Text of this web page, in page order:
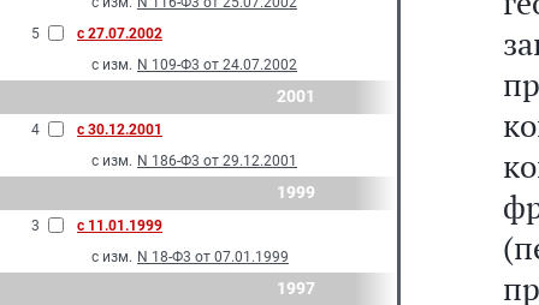
5
с 27.07.2002
с изм. N 109-Ф3 от 24.07.2002
2001
4
с 30.12.2001
с изм. N 186-Ф3 от 29.12.2001
1999
3
с 11.01.1999
с изм. N 18-Ф3 от 07.01.1999
1997